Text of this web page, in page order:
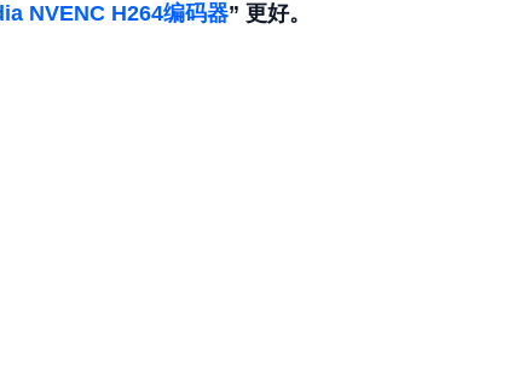
NVENC H264编码器” 更好。